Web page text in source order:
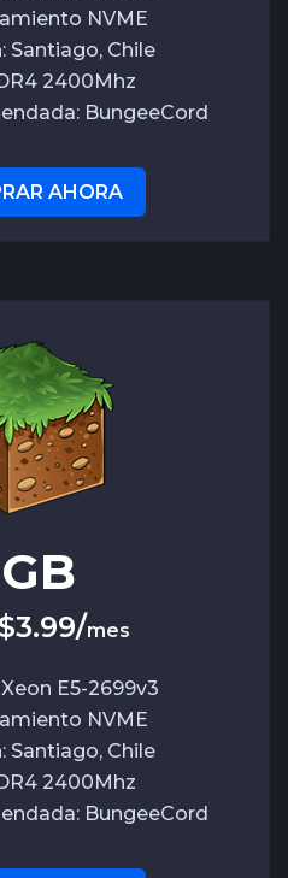
NVME
Santiago, Chile
2400Mhz
BungeeCord
AHORA
GB
3.99/mes
E5-2699v3
NVME
Santiago, Chile
2400Mhz
BungeeCord